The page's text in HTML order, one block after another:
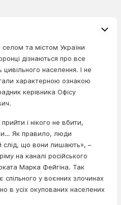
та містом України
дізнаються про все
населення. І не
характерною ознакою
керівника Офісу
і нікого не вбити,
Як правило, люди
слід, що вони лишають», –
на каналі російського
Марка Фейгіна. Так
у воєнних злочинах
в усіх окупованих населених